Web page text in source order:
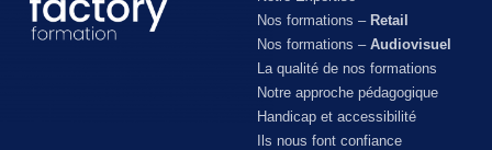
Nos formations – Retail
Nos formations – Audiovisuel
La qualité de nos formations
Notre approche pédagogique
Handicap et accessibilité
Ils nous font confiance